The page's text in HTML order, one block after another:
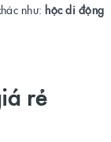
như:hộc di động
rẻ